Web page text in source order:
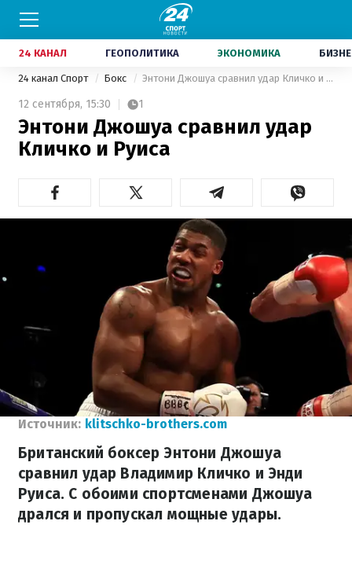
24 КАНАЛ ГЕОПОЛИТИКА ЭКОНОМИКА
24 канал Спорт Бокс Энтони Джошуа сравнил удар Кличко и Руиса
12 сентября, 15:30 1
Энтони Джошуа сравнил удар
Кличко и Руиса
Источник: klitschko-brothers.com
Британский боксер Энтони Джошуа
сравнил удар Владимир Кличко и Энди
Руиса. С обоими спортсменами Джошуа
дрался и пропускал мощные удары.